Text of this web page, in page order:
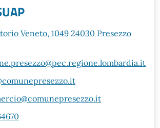
Veneto, 1049 24030 Presezzo